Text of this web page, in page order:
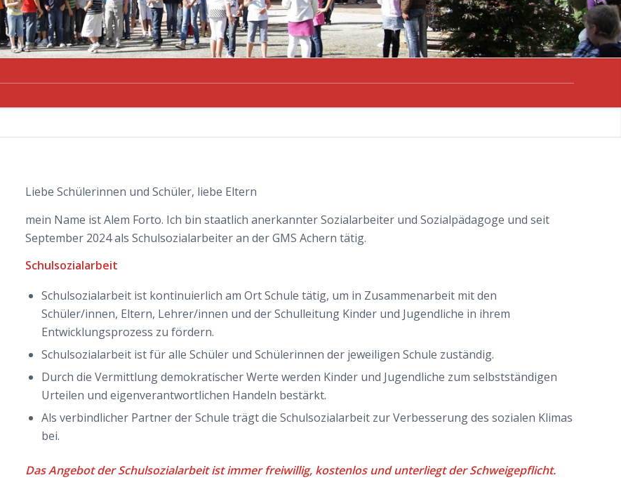
Liebe Schülerinnen und Schüler, liebe Eltern
mein Name ist Alem Forto. Ich bin staatlich anerkannter Sozialarbeiter und Sozialpädagoge und seit
September 2024 als Schulsozialarbeiter an der GMS Achern tätig.
Schulsozialarbeit
Schulsozialarbeit ist kontinuierlich am Ort Schule tätig, um in Zusammenarbeit mit den
Schüler/innen, Eltern, Lehrer/innen und der Schulleitung Kinder und Jugendliche in ihrem
Entwicklungsprozess zu fördern.
Schulsozialarbeit ist für alle Schüler und Schülerinnen der jeweiligen Schule zuständig.
Durch die Vermittlung demokratischer Werte werden Kinder und Jugendliche zum selbstständigen
Urteilen und eigenverantwortlichen Handeln bestärkt.
Als verbindlicher Partner der Schule trägt die Schulsozialarbeit zur Verbesserung des sozialen Klimas
bei.
Das Angebot der Schulsozialarbeit ist immer freiwillig, kostenlos und unterliegt der Schweigepflicht.